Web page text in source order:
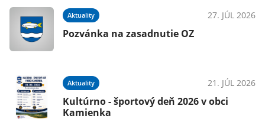
Aktuality 27. JÚL 2026
Pozvánka na zasadnutie OZ
Aktuality 21. JÚL 2026
Kultúrno - športový deň 2026 v obci
Kamienka